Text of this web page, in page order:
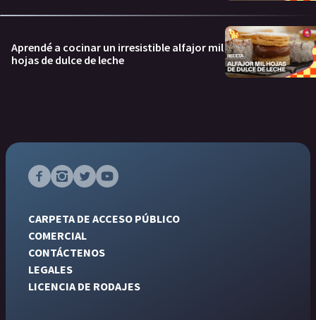
Aprendé a cocinar un irresistible alfajor mil
hojas de dulce de leche
CARPETA DE ACCESO PÚBLICO
COMERCIAL
CONTÁCTENOS
LEGALES
LICENCIA DE RODAJES